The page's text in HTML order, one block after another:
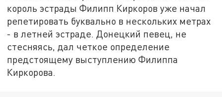
король эстрады Филипп Киркоров уже начал
репетировать буквально в нескольких метрах
- в летней эстраде. Донецкий певец, не
стесняясь, дал четкое определение
предстоящему выступлению Филиппа
Киркорова.